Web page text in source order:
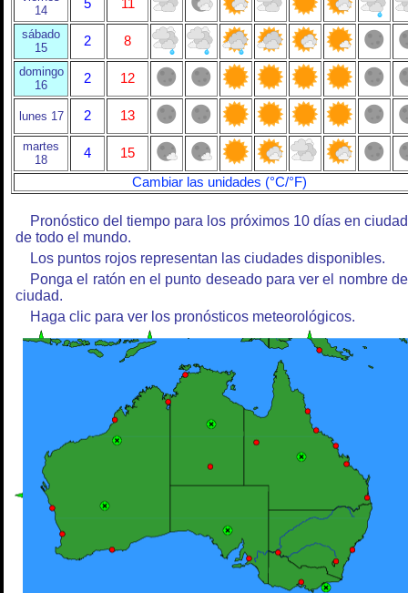
14
5 11
sábado
15
2 8
domingo
16
2 12
lunes 17 2 13
martes
18
4
15
Cambiar las unidades (°C/°F)
Pronóstico del tiempo para los próximos 10 días en
de todo el mundo.
Los puntos rojos representan las ciudades disponibles.
Ponga el ratón en el punto deseado para ver el nombre
ciudad.
Haga clic para ver los pronósticos meteorológicos.